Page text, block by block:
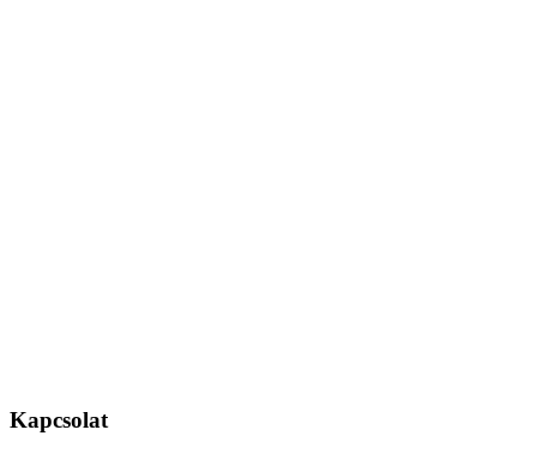
Kapcsolat